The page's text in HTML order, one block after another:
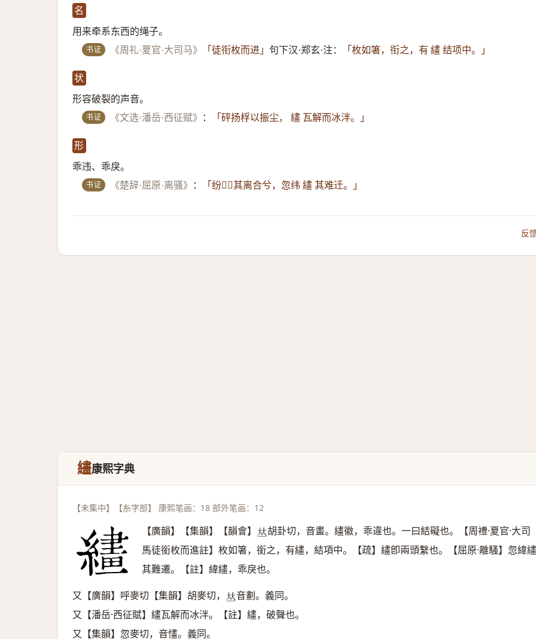
名
用来牵系东西的绳子。
书证 《周礼·夏官·大司马》 「徒衔枚而进」句下汉·郑玄·注： 「枚如箸，衔之，有 繣 结项中。」
状
形容破裂的声音。
书证 《文选·潘岳·西征赋》 ： 「砰扬桴以振尘， 繣 瓦解而冰泮。」
形
乖违、乖戾。
书证 《楚辞·屈原·离骚》 ： 「纷𦇎𦇎其离合兮，忽纬 繣 其难迁。」
反
繣康熙字典
【未集中】【糸字部】 康熙笔画：18 部外笔画：12
【廣韻】【集韻】【韻會】 𠀤胡卦切，音畫。繣徽，乖違也。一曰結礙也。【周禮·夏官·大司
馬徒銜枚而進註】枚如箸，銜之，有繣，結項中。【疏】繣卽兩頭繫也。【屈原·離騷】忽緯繣
其難遷。【註】緯繣，乖戾也。
又【廣韻】呼麥切【集韻】胡麥切， 𠀤音劃。義同。
又【潘岳·西征賦】繣瓦解而冰泮。【註】繣，破聲也。
又【集韻】忽麥切，音㦎。義同。